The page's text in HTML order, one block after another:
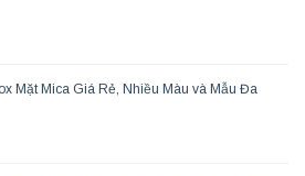
Mặt Mica Giá Rẻ, Nhiều Màu và Mẫu Đa